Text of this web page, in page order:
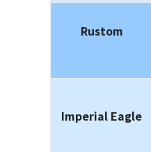
Rustom
Imperial Eagle